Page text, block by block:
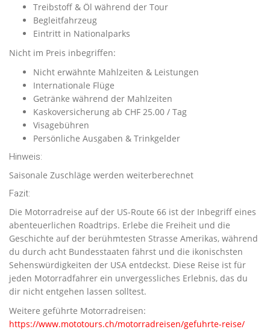
Treibstoff & Öl während der Tour
Begleitfahrzeug
Eintritt in Nationalparks
Nicht im Preis inbegriffen:
Nicht erwähnte Mahlzeiten & Leistungen
Internationale Flüge
Getränke während der Mahlzeiten
Kaskoversicherung ab CHF 25.00 / Tag
Visagebühren
Persönliche Ausgaben & Trinkgelder
Hinweis:
Saisonale Zuschläge werden weiterberechnet
Fazit:
Die Motorradreise auf der US-Route 66 ist der Inbegriff eines
abenteuerlichen Roadtrips. Erlebe die Freiheit und die
Geschichte auf der berühmtesten Strasse Amerikas, während
du durch acht Bundesstaaten fährst und die ikonischsten
Sehenswürdigkeiten der USA entdeckst. Diese Reise ist für
jeden Motorradfahrer ein unvergessliches Erlebnis, das du
dir nicht entgehen lassen solltest.
Weitere geführte Motorradreisen:
https://www.mototours.ch/motorradreisen/gefuhrte-reise/